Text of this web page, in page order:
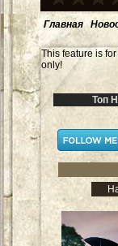
Главная
This feature is
only!
Топ